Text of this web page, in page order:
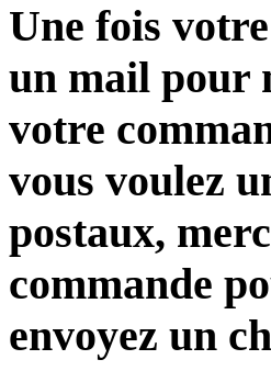
Une fois
un mail pour
votre
vous voulez
postaux,
commande
envoyez un